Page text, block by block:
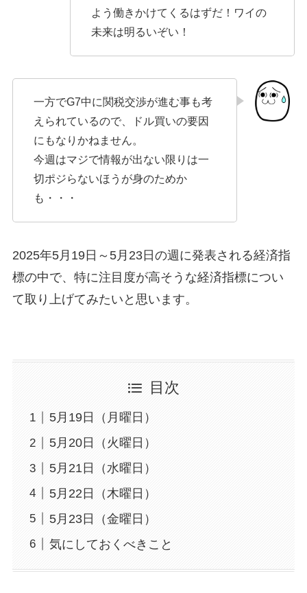
よう働きかけてくるはずだ！ワイの
未来は明るいぞい！
一方でG7中に関税交渉が進む事も考
えられているので、ドル買いの要因
にもなりかねません。
今週はマジで情報が出ない限りは一
切ポジらないほうが身のためか
も・・・
2025年5月19日～5月23日の週に発表される経済指
標の中で、特に注目度が高そうな経済指標につい
て取り上げてみたいと思います。
目次
5月19日（月曜日）
5月20日（火曜日）
5月21日（水曜日）
5月22日（木曜日）
5月23日（金曜日）
気にしておくべきこと